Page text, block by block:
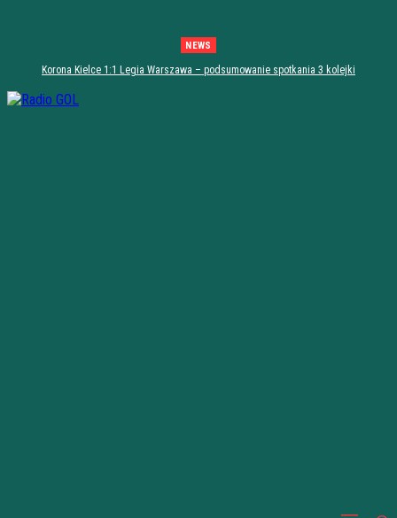
NEWS
Korona Kielce 1:1 Legia Warszawa – podsumowanie spotkania 3 kolejki